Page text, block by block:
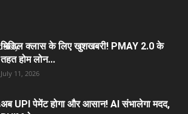
मिडिल क्लास के लिए खुशखबरी! PMAY 2.0 के
तहत होम लोन...
July 11, 2026
अब UPI पेमेंट होगा और आसान! AI संभालेगा मदद,